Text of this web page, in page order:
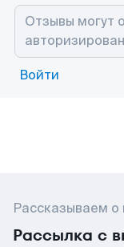
Войти
Рассказываем о
Рассылка с